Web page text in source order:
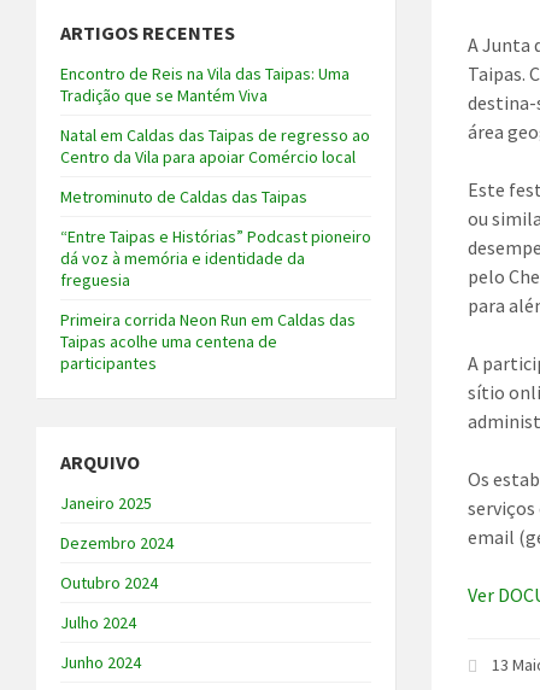
A Junta
Taipas.
destina-
área
Este
ou
pelo
para
A
sítio
Os
email
Ver
13
ARTIGOS RECENTES
Encontro de Reis na Vila das Taipas: Uma
Tradição que se Mantém Viva
Natal em Caldas das Taipas de regresso ao
Centro da Vila para apoiar Comércio local
Metrominuto de Caldas das Taipas
“Entre Taipas e Histórias” Podcast pioneiro
dá voz à memória e identidade da
freguesia
Primeira corrida Neon Run em Caldas das
Taipas acolhe uma centena de
participantes
ARQUIVO
Janeiro 2025
Dezembro 2024
Outubro 2024
Julho 2024
Junho 2024